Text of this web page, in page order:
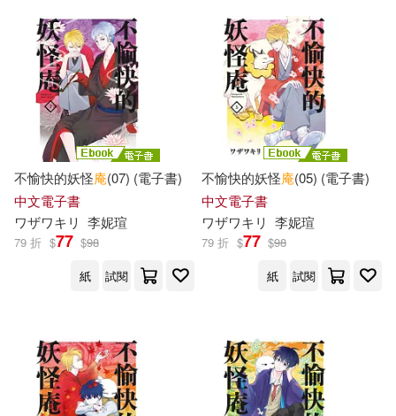
崔雪熙(1) 慣看春秋(1)
曉玲叮當(1) 朱嘉琦(1)
朱砂(1) 李宇琦（繪）(1)
李瀟雲(1) 林品文(1)
林柳，汪繼超，吳紅雲，張佳琦(1)
棗仙兒(1)
浙江少年兒童出版社(1)
浙江工商大學出版社(1)
海南出版社(1)
清華大學出版社(1)
湖南人民出版社(1)
湖南少年兒童出版社(1)
湖南美術出版社(1)
當代世界出版社(1) 禾廣(1)
不愉快的妖怪庵(07) (電子書)
中文電子書
ワザワキリ 李妮瑄
79 折 $77 $98
紙
試閱
不愉快的妖怪庵(05) (電子書)
中文電子書
ワザワキリ 李妮瑄
79 折 $77 $98
紙
試閱